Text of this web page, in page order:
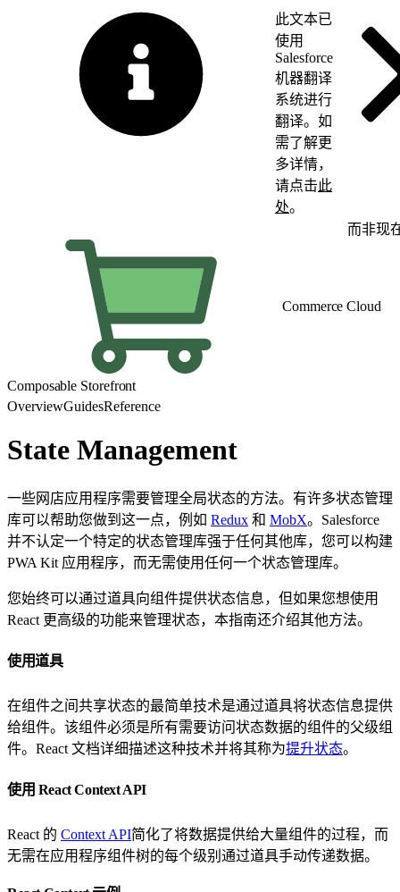
此文本已
使用
Salesforce
机器翻译
系统进行
翻译。如
需了解更
多详情，
请点击此
处。
而非现
Commerce Cloud
Composable Storefront
OverviewGuidesReference
State Management
一些网店应用程序需要管理全局状态的方法。有许多状态管理
库可以帮助您做到这一点，例如 Redux 和 MobX。Salesforce
并不认定一个特定的状态管理库强于任何其他库，您可以构建
PWA Kit 应用程序，而无需使用任何一个状态管理库。
您始终可以通过道具向组件提供状态信息，但如果您想使用
React 更高级的功能来管理状态，本指南还介绍其他方法。
使用道具
在组件之间共享状态的最简单技术是通过道具将状态信息提供
给组件。该组件必须是所有需要访问状态数据的组件的父级组
件。React 文档详细描述这种技术并将其称为提升状态。
使用 React Context API
React 的 Context API简化了将数据提供给大量组件的过程，而
无需在应用程序组件树的每个级别通过道具手动传递数据。